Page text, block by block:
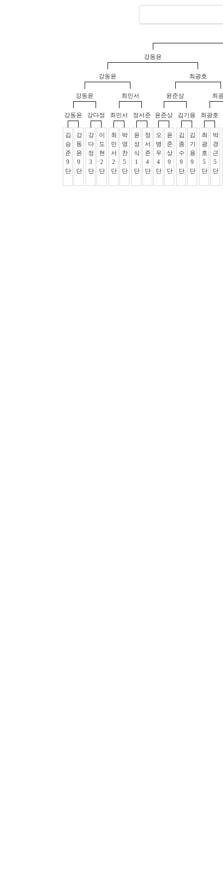
강동윤
강동윤
강동윤
강동윤
김
승
준
9
단
강
동
윤
9
단
강다정
강
다
정
3
단
이
도
현
2
단
최민서
최민서
최
민
서
2
단
박
영
찬
5
단
정서준
윤
성
식
1
단
정
서
준
4
단
최광호
윤준상
윤준상
오
병
우
4
단
윤
준
상
9
단
김기용
김
종
수
9
단
김
기
용
9
단
최
최광호
최
광
호
5
단
박
경
근
5
단